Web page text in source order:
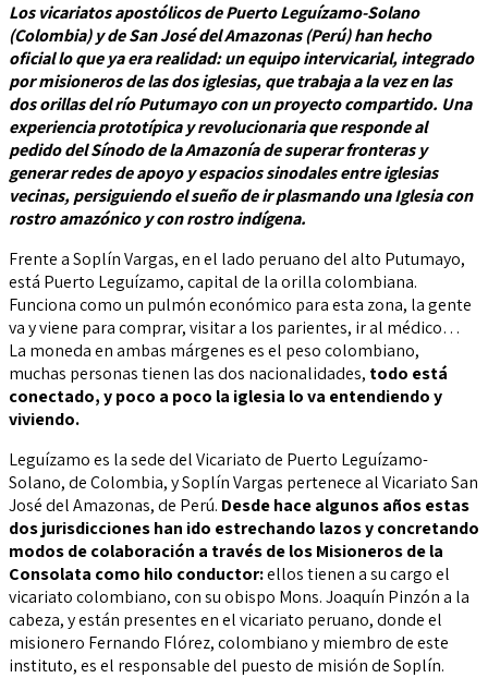
Los vicariatos apostólicos de Puerto Leguízamo-Solano
(Colombia) y de San José del Amazonas (Perú) han hecho
oficial lo que ya era realidad: un equipo intervicarial, integrado
por misioneros de las dos iglesias, que trabaja a la vez en las
dos orillas del río Putumayo con un proyecto compartido. Una
experiencia prototípica y revolucionaria que responde al
pedido del Sínodo de la Amazonía de superar fronteras y
generar redes de apoyo y espacios sinodales entre iglesias
vecinas, persiguiendo el sueño de ir plasmando una Iglesia con
rostro amazónico y con rostro indígena.
Frente a Soplín Vargas, en el lado peruano del alto Putumayo,
está Puerto Leguízamo, capital de la orilla colombiana.
Funciona como un pulmón económico para esta zona, la gente
va y viene para comprar, visitar a los parientes, ir al médico…
La moneda en ambas márgenes es el peso colombiano,
muchas personas tienen las dos nacionalidades, todo está
conectado, y poco a poco la iglesia lo va entendiendo y
viviendo.
Leguízamo es la sede del Vicariato de Puerto Leguízamo-
Solano, de Colombia, y Soplín Vargas pertenece al Vicariato San
José del Amazonas, de Perú. Desde hace algunos años estas
dos jurisdicciones han ido estrechando lazos y concretando
modos de colaboración a través de los Misioneros de la
Consolata como hilo conductor:ellos tienen a su cargo el
vicariato colombiano, con su obispo Mons. Joaquín Pinzón a la
cabeza, y están presentes en el vicariato peruano, donde el
misionero Fernando Flórez, colombiano y miembro de este
instituto, es el responsable del puesto de misión de Soplín.